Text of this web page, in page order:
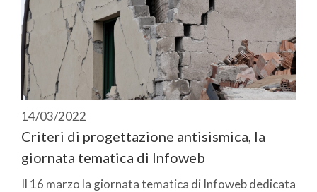
14/03/2022
Criteri di progettazione antisismica, la
giornata tematica di Infoweb
Il 16 marzo la giornata tematica di Infoweb dedicata